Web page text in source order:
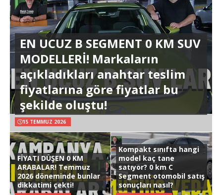
EN UCUZ B SEGMENT 0 KM SUV
MODELLERİ! Markaların
açıkladıkları anahtar teslim
fiyatlarına göre fiyatlar bu
şekilde oluştu!
15 TEMMUZ 2026
FİYATI DÜŞEN 0 KM
ARABALAR! Temmuz
2026 döneminde bunlar
dikkatimi çekti!
Kompakt sınıfta hangi
model kaç tane
satıyor? 0 km C
Segment otomobil satış
sonuçları nasıl?